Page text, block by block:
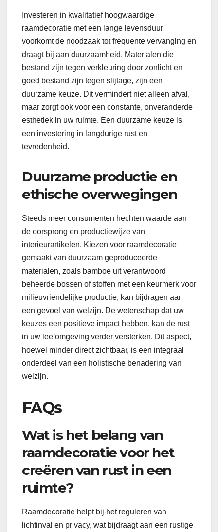
Investeren in kwalitatief hoogwaardige
raamdecoratie met een lange levensduur
voorkomt de noodzaak tot frequente vervanging en
draagt bij aan duurzaamheid. Materialen die
bestand zijn tegen verkleuring door zonlicht en
goed bestand zijn tegen slijtage, zijn een
duurzame keuze. Dit vermindert niet alleen afval,
maar zorgt ook voor een constante, onveranderde
esthetiek in uw ruimte. Een duurzame keuze is
een investering in langdurige rust en
tevredenheid.
Duurzame productie en
ethische overwegingen
Steeds meer consumenten hechten waarde aan
de oorsprong en productiewijze van
interieurartikelen. Kiezen voor raamdecoratie
gemaakt van duurzaam geproduceerde
materialen, zoals bamboe uit verantwoord
beheerde bossen of stoffen met een keurmerk voor
milieuvriendelijke productie, kan bijdragen aan
een gevoel van welzijn. De wetenschap dat uw
keuzes een positieve impact hebben, kan de rust
in uw leefomgeving verder versterken. Dit aspect,
hoewel minder direct zichtbaar, is een integraal
onderdeel van een holistische benadering van
welzijn.
FAQs
Wat is het belang van
raamdecoratie voor het
creëren van rust in een
ruimte?
Raamdecoratie helpt bij het reguleren van
lichtinval en privacy, wat bijdraagt aan een rustige